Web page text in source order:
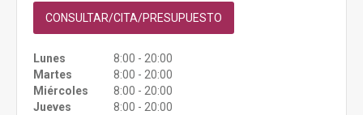
CONSULTAR/CITA/PRESUPUESTO
Lunes
8:00 - 20:00
Martes
8:00 - 20:00
Miércoles
8:00 - 20:00
Jueves
8:00 - 20:00